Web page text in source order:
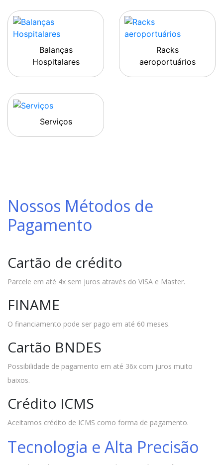
Balanças
Hospitalares
Racks
aeroportuários
Serviços
Nossos Métodos de
Pagamento
Cartão de crédito
Parcele em até 4x sem juros através do VISA e Master.
FINAME
O financiamento pode ser pago em até 60 meses.
Cartão BNDES
Possibilidade de pagamento em até 36x com juros muito
baixos.
Crédito ICMS
Aceitamos crédito de ICMS como forma de pagamento.
Tecnologia e Alta Precisão